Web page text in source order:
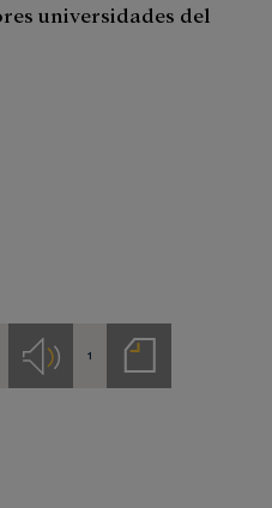
universidades del
Audios1
Notas
de